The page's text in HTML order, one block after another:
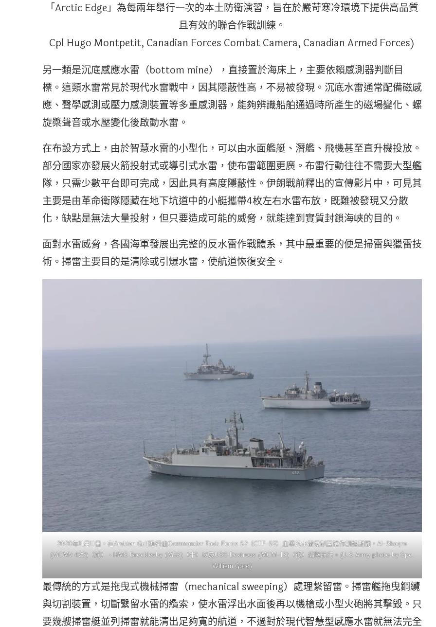
「Arctic Edge」為每兩年舉行一次的本土防衛演習，旨在於嚴苛寒冷環境下提供高品質
且有效的聯合作戰訓練。
Cpl Hugo Montpetit, Canadian Forces Combat Camera, Canadian Armed Forces)
另一類是沉底感應水雷（bottom mine），直接置於海床上，主要依賴感測器判斷目
標。這類水雷常見於現代水雷戰中，因其隱蔽性高，不易被發現。沉底水雷通常配備磁感
應、聲學感測或壓力感測裝置等多重感測器，能夠辨識船舶通過時所產生的磁場變化、螺
旋槳聲音或水壓變化後啟動水雷。
在布設方式上，由於智慧水雷的小型化，可以由水面艦艇、潛艦、飛機甚至直升機投放。
部分國家亦發展火箭投射式或導引式水雷，使布雷範圍更廣。布雷行動往往不需要大型艦
隊，只需少數平台即可完成，因此具有高度隱蔽性。伊朗戰前釋出的宣傳影片中，可見其
主要是由革命衛隊隱藏在地下坑道中的小艇攜帶4枚左右水雷布放，既難被發現又分散
化，缺點是無法大量投射，但只要造成可能的威脅，就能達到實質封鎖海峽的目的。
面對水雷威脅，各國海軍發展出完整的反水雷作戰體系，其中最重要的便是掃雷與獵雷技
術。掃雷主要目的是清除或引爆水雷，使航道恢復安全。
2020年11月11日，在Arabian Gulf進行由Commander Task Force 52（CTF-52）主導的水雷反制互操作訓練期間，Al-Shaqra
(MCMV 422)（前）、HMS Brocklesby (M33)（中）以及USS Dextrous (MCM-13)（後）編隊航行。(U.S Army photo by Spc.
William Gore)
最傳統的方式是拖曳式機械掃雷（mechanical sweeping）處理繫留雷。掃雷艦拖曳鋼纜
與切割裝置，切斷繫留水雷的纜索，使水雷浮出水面後再以機槍或小型火砲將其擊毀。只
要幾艘掃雷艇並列掃雷就能清出足夠寬的航道，不過對於現代智慧型感應水雷就無法完全